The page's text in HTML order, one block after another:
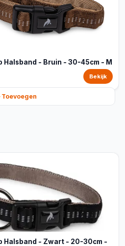
Halsband - Bruin - 30-45cm - M
Bekijk
Toevoegen
Halsband - Zwart - 20-30cm -